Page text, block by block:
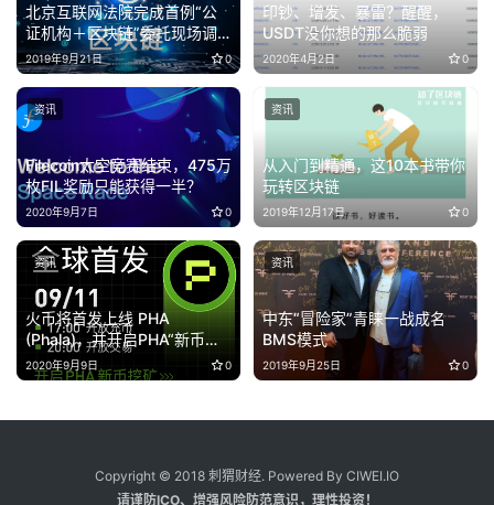
北京互联网法院完成首例“公
证机构＋区块链”委托现场调
查
2019年9月21日 0
印钞、增发、暴雷？醒醒，
USDT没你想的那么脆弱
2020年4月2日 0
Filecoin太空竞赛结束，475万
枚FIL奖励只能获得一半？
2020年9月7日 0
资讯
从入门到精通，这10本书带你
玩转区块链
2019年12月17日 0
资讯
火币将首发上线 PHA
(Phala)，并开启PHA“新币挖
矿”
2020年9月9日 0
资讯
中东“冒险家”青睐一战成名
BMS模式
2019年9月25日 0
资讯
Copyright © 2018 刺猬财经. Powered By CIWEI.IO
请谨防ICO、增强风险防范意识，理性投资！